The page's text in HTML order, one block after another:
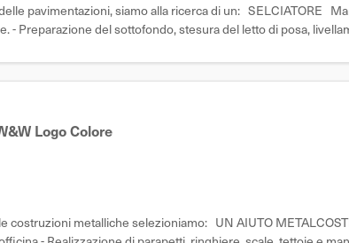
pavimentazioni, siamo alla ricerca di un: SELCIATORE
- Preparazione del sottofondo, stesura del letto di posa,
Logo Colore
costruzioni metalliche selezioniamo: UN AIUTO